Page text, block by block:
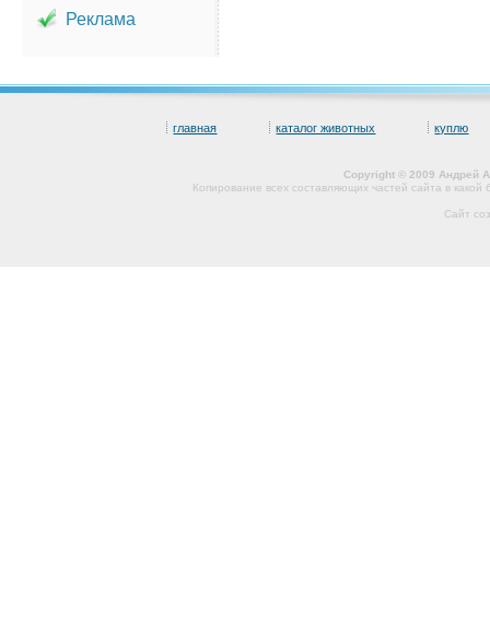
Реклама
главная каталог животных куплю
Copyright © 2009 Андрей
Копирование всех составляющих частей сайта в
Сайт